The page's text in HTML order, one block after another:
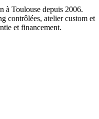
à Toulouse depuis 2006.
contrôlées, atelier custom et
et financement.